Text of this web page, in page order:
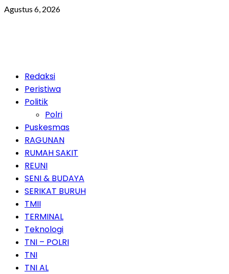
Skip
Agustus 6, 2026
PrimaryRedaksi
Peristiwa
Politik
Polri
Puskesmas
RAGUNAN
RUMAH SAKIT
REUNI
SENI & BUDAYA
SERIKAT BURUH
TMII
TERMINAL
Teknologi
TNI – POLRI
TNI
TNI AL